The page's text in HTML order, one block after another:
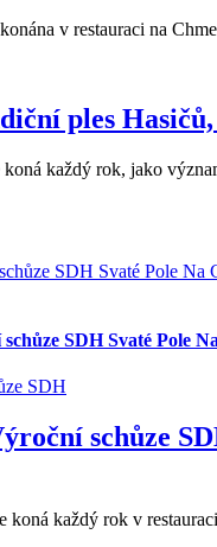
v restauraci na
ples
každý rok, jako
SDH Svaté Pole Na
SDH Svaté Pole
SDH
schůze
koná každý rok v